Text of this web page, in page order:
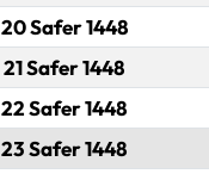
20 Safer 1448
21 Safer 1448
22 Safer 1448
23 Safer 1448